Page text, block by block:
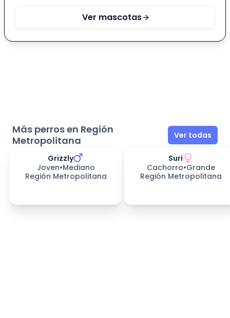
Ver mascotas
Más perros en Región
Metropolitana
Ver todas
Grizzly
Joven•Mediano
Región Metropolitana
Suri
Cachorro•Grande
Región Metropolitana